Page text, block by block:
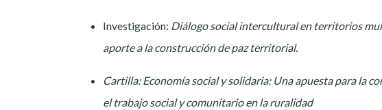
Investigación: Diálogo social intercultural en territorios
aporte a la construcción de paz territorial.
Cartilla: Economía social y solidaria: Una apuesta para la
el trabajo social y comunitario en la ruralidad